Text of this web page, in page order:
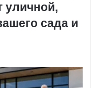
уличной,
сада и